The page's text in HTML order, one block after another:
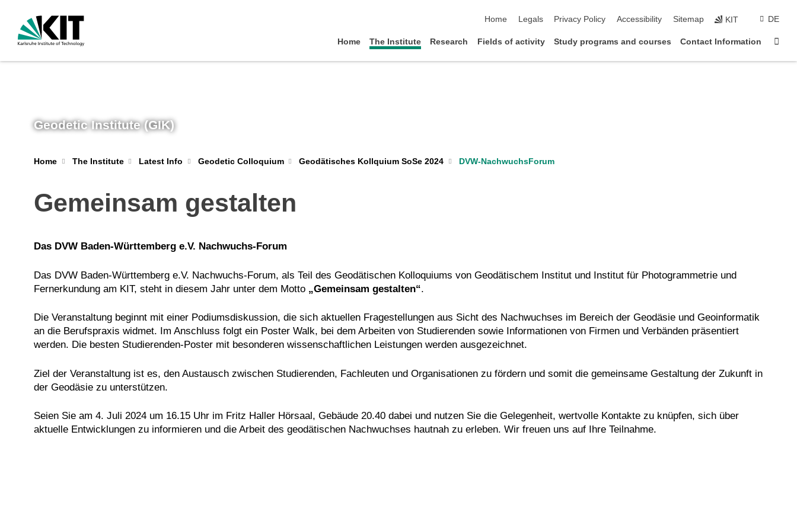
Home
Legals Privacy Policy Accessibility Sitemap KIT DE
Home The Institute Research Fields of activity Study programs and courses Contact Information
Geodetic Institute (GIK)
Home The Institute Latest Info Geodetic Colloquium Geodätisches Kollquium SoSe 2024 DVW-NachwuchsForum
Gemeinsam gestalten
Das DVW Baden-Württemberg e.V. Nachwuchs-Forum
Das DVW Baden-Württemberg e.V. Nachwuchs-Forum, als Teil des Geodätischen Kolloquiums von Geodätischem Institut und Institut für Photogrammetrie und
Fernerkundung am KIT, steht in diesem Jahr unter dem Motto „Gemeinsam gestalten“.
Die Veranstaltung beginnt mit einer Podiumsdiskussion, die sich aktuellen Fragestellungen aus Sicht des Nachwuchses im Bereich der Geodäsie und Geoinformatik
an die Berufspraxis widmet. Im Anschluss folgt ein Poster Walk, bei dem Arbeiten von Studierenden sowie Informationen von Firmen und Verbänden präsentiert
werden. Die besten Studierenden-Poster mit besonderen wissenschaftlichen Leistungen werden ausgezeichnet.
Ziel der Veranstaltung ist es, den Austausch zwischen Studierenden, Fachleuten und Organisationen zu fördern und somit die gemeinsame Gestaltung der Zukunft in
der Geodäsie zu unterstützen.
Seien Sie am 4. Juli 2024 um 16.15 Uhr im Fritz Haller Hörsaal, Gebäude 20.40 dabei und nutzen Sie die Gelegenheit, wertvolle Kontakte zu knüpfen, sich über
aktuelle Entwicklungen zu informieren und die Arbeit des geodätischen Nachwuchses hautnah zu erleben. Wir freuen uns auf Ihre Teilnahme.